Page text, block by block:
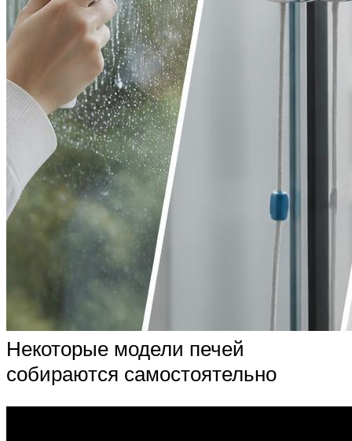
Некоторые модели печей
собираются самостоятельно